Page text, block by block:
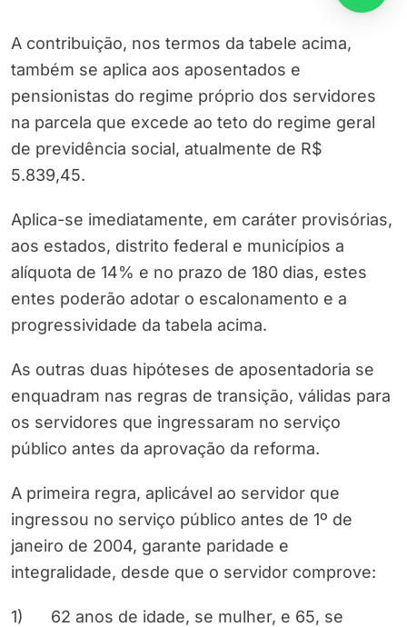
A contribuição, nos termos da tabele acima,
também se aplica aos aposentados e
pensionistas do regime próprio dos servidores
na parcela que excede ao teto do regime geral
de previdência social, atualmente de R$
5.839,45.
Aplica-se imediatamente, em caráter provisórias,
aos estados, distrito federal e municípios a
alíquota de 14% e no prazo de 180 dias, estes
entes poderão adotar o escalonamento e a
progressividade da tabela acima.
As outras duas hipóteses de aposentadoria se
enquadram nas regras de transição, válidas para
os servidores que ingressaram no serviço
público antes da aprovação da reforma.
A primeira regra, aplicável ao servidor que
ingressou no serviço público antes de 1º de
janeiro de 2004, garante paridade e
integralidade, desde que o servidor comprove:
1) 62 anos de idade, se mulher, e 65, se